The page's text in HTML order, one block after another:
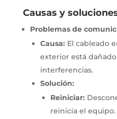
Causas y
Problemas de
Causa: El cableado
exterior está
interferencias.
Solución:
Reiniciar:
reinicia el equipo.